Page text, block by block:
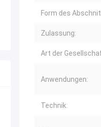
Form des
Zulassung:
Art der
Anwendungen:
Technik: